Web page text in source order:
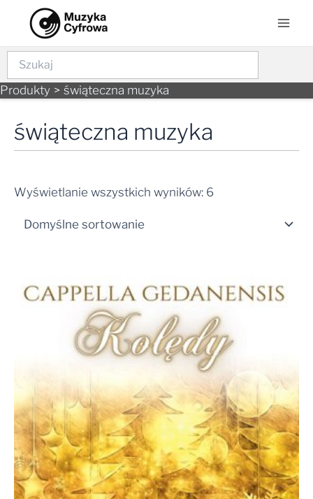
content
Szukaj
Produkty świąteczna muzyka
świąteczna muzyka
Wyświetlanie wszystkich wyników: 6
od
do
34,99 zł